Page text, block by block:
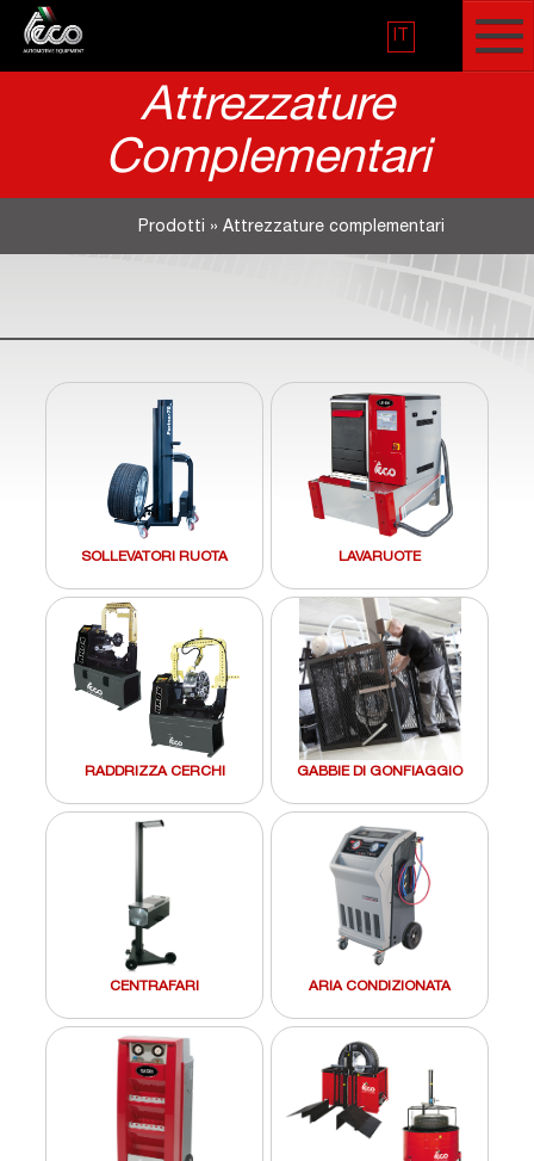
IT
Attrezzature
Complementari
Prodotti » Attrezzature complementari
SOLLEVATORI RUOTA LAVARUOTE
RADDRIZZA CERCHI GABBIE DI GONFIAGGIO
CENTRAFARI ARIA CONDIZIONATA